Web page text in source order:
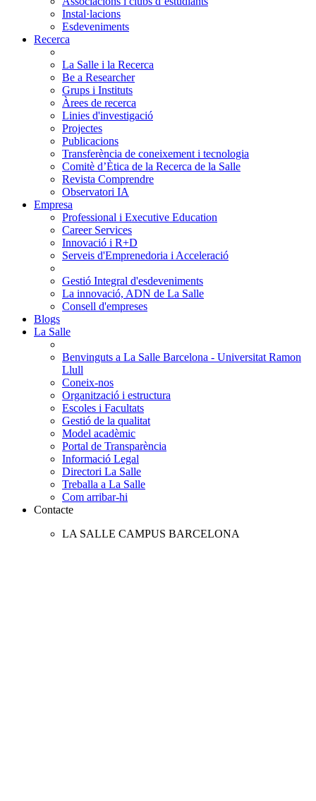
Instal·lacions
Esdeveniments
Recerca
La Salle i la Recerca
Be a Researcher
Grups i Instituts
Àrees de recerca
Linies d'investigació
Projectes
Publicacions
Transferència de coneixement i tecnologia
Comitè d’Ètica de la Recerca de la Salle
Revista Comprendre
Observatori IA
Empresa
Professional i Executive Education
Career Services
Innovació i R+D
Serveis d'Emprenedoria i Acceleració
Gestió Integral d'esdeveniments
La innovació, ADN de La Salle
Consell d'empreses
Blogs
La Salle
Benvinguts a La Salle Barcelona - Universitat Ramon
Llull
Coneix-nos
Organització i estructura
Escoles i Facultats
Gestió de la qualitat
Model acadèmic
Portal de Transparència
Informació Legal
Directori La Salle
Treballa a La Salle
Com arribar-hi
Contacte
LA SALLE CAMPUS BARCELONA